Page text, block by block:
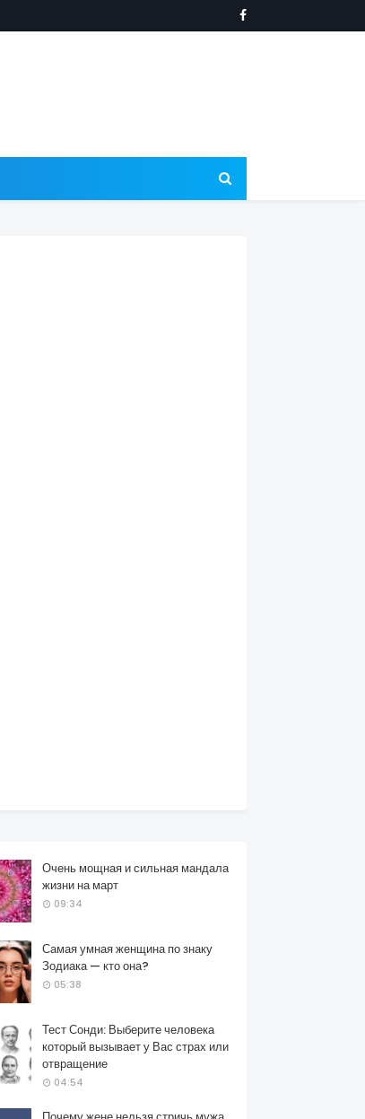
Очень мощная и сильная мандала
жизни на март
09:34
Самая умная женщина по знаку
Зодиака — кто она?
05:38
Тест Сонди: Выберите человека
который вызывает у Вас страх или
отвращение
04:54